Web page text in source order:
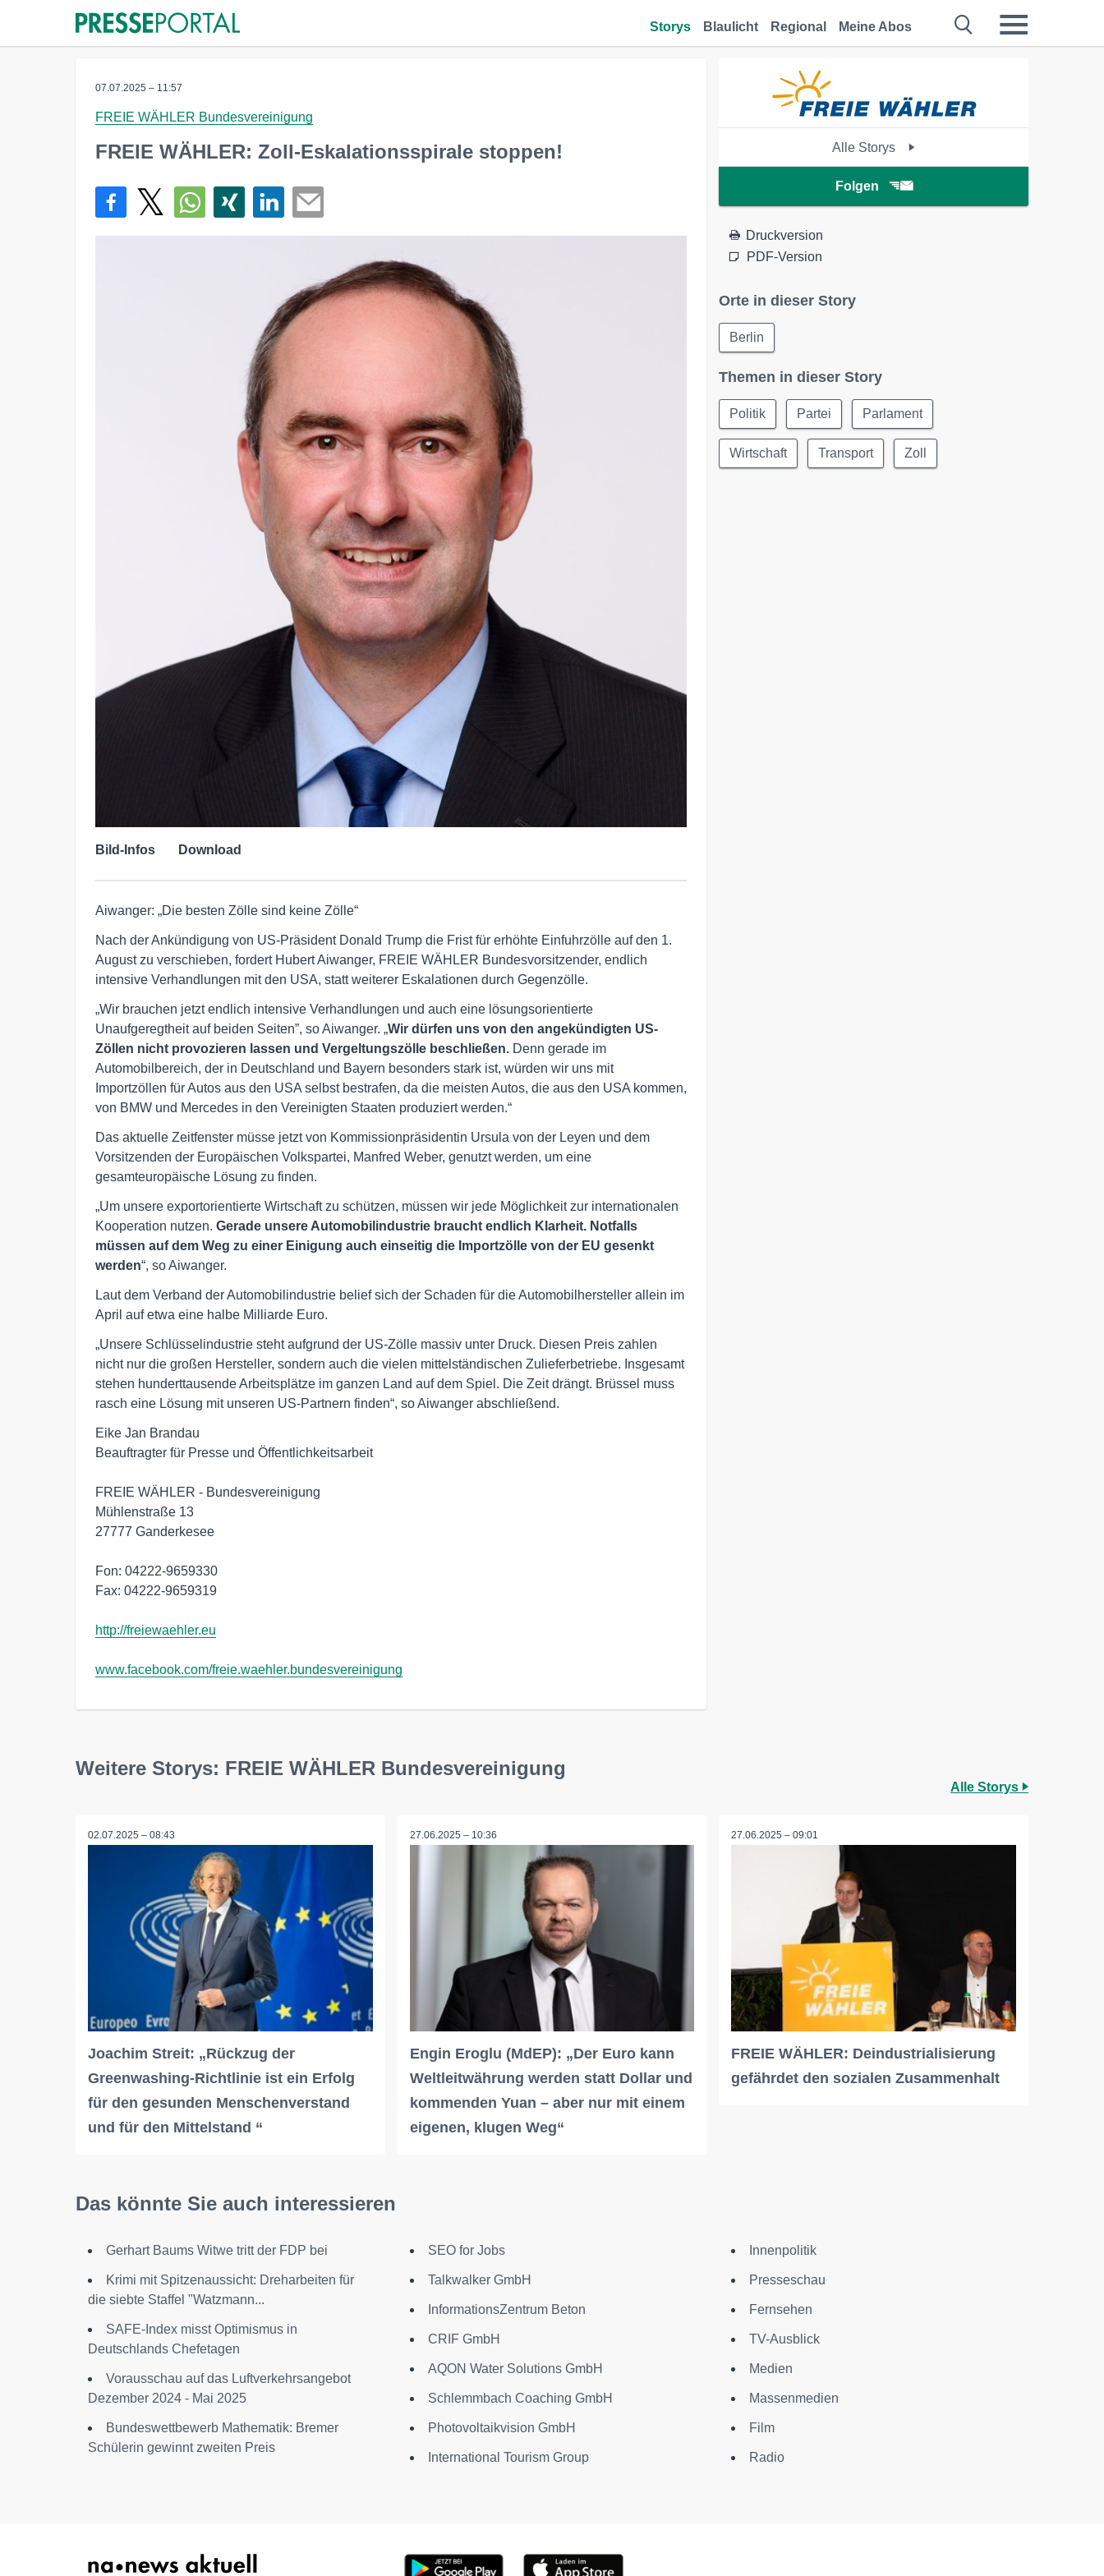
Storys Blaulicht Regional Meine Abos
07.07.2025 – 11:57
FREIE WÄHLER Bundesvereinigung
FREIE WÄHLER: Zoll-Eskalationsspirale stoppen!
Bild-Infos Download
Aiwanger: „Die besten Zölle sind keine Zölle“
Nach der Ankündigung von US-Präsident Donald Trump die Frist für erhöhte Einfuhrzölle auf den 1.
August zu verschieben, fordert Hubert Aiwanger, FREIE WÄHLER Bundesvorsitzender, endlich
intensive Verhandlungen mit den USA, statt weiterer Eskalationen durch Gegenzölle.
„Wir brauchen jetzt endlich intensive Verhandlungen und auch eine lösungsorientierte
Unaufgeregtheit auf beiden Seiten”, so Aiwanger. „Wir dürfen uns von den angekündigten US-
Zöllen nicht provozieren lassen und Vergeltungszölle beschließen. Denn gerade im
Automobilbereich, der in Deutschland und Bayern besonders stark ist, würden wir uns mit
Importzöllen für Autos aus den USA selbst bestrafen, da die meisten Autos, die aus den USA kommen,
von BMW und Mercedes in den Vereinigten Staaten produziert werden.“
Das aktuelle Zeitfenster müsse jetzt von Kommissionpräsidentin Ursula von der Leyen und dem
Vorsitzenden der Europäischen Volkspartei, Manfred Weber, genutzt werden, um eine
gesamteuropäische Lösung zu finden.
„Um unsere exportorientierte Wirtschaft zu schützen, müssen wir jede Möglichkeit zur internationalen
Kooperation nutzen. Gerade unsere Automobilindustrie braucht endlich Klarheit. Notfalls
müssen auf dem Weg zu einer Einigung auch einseitig die Importzölle von der EU gesenkt
werden“, so Aiwanger.
Laut dem Verband der Automobilindustrie belief sich der Schaden für die Automobilhersteller allein im
April auf etwa eine halbe Milliarde Euro.
„Unsere Schlüsselindustrie steht aufgrund der US-Zölle massiv unter Druck. Diesen Preis zahlen
nicht nur die großen Hersteller, sondern auch die vielen mittelständischen Zulieferbetriebe. Insgesamt
stehen hunderttausende Arbeitsplätze im ganzen Land auf dem Spiel. Die Zeit drängt. Brüssel muss
rasch eine Lösung mit unseren US-Partnern finden“, so Aiwanger abschließend.
Eike Jan Brandau
Beauftragter für Presse und Öffentlichkeitsarbeit
FREIE WÄHLER - Bundesvereinigung
Mühlenstraße 13
27777 Ganderkesee
Fon: 04222-9659330
Fax: 04222-9659319
http://freiewaehler.eu
www.facebook.com/freie.waehler.bundesvereinigung
Alle Storys
Folgen
Druckversion
PDF-Version
Orte in dieser Story
Berlin
Themen in dieser Story
Politik Partei Parlament
Wirtschaft Transport Zoll
Weitere Storys: FREIE WÄHLER Bundesvereinigung
Alle Storys
02.07.2025 – 08:43
Joachim Streit: „Rückzug der
Greenwashing-Richtlinie ist ein Erfolg
für den gesunden Menschenverstand
und für den Mittelstand “
27.06.2025 – 10:36
Engin Eroglu (MdEP): „Der Euro kann
Weltleitwährung werden statt Dollar und
kommenden Yuan – aber nur mit einem
eigenen, klugen Weg“
27.06.2025 – 09:01
FREIE WÄHLER: Deindustrialisierung
gefährdet den sozialen Zusammenhalt
Das könnte Sie auch interessieren
Gerhart Baums Witwe tritt der FDP bei
Krimi mit Spitzenaussicht: Dreharbeiten für
die siebte Staffel "Watzmann...
SAFE-Index misst Optimismus in
Deutschlands Chefetagen
Vorausschau auf das Luftverkehrsangebot
Dezember 2024 - Mai 2025
Bundeswettbewerb Mathematik: Bremer
Schülerin gewinnt zweiten Preis
SEO for Jobs
Talkwalker GmbH
InformationsZentrum Beton
CRIF GmbH
AQON Water Solutions GmbH
Schlemmbach Coaching GmbH
Photovoltaikvision GmbH
International Tourism Group
Innenpolitik
Presseschau
Fernsehen
TV-Ausblick
Medien
Massenmedien
Film
Radio